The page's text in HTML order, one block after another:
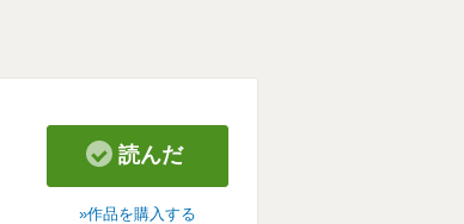
読んだ
作品を購入する